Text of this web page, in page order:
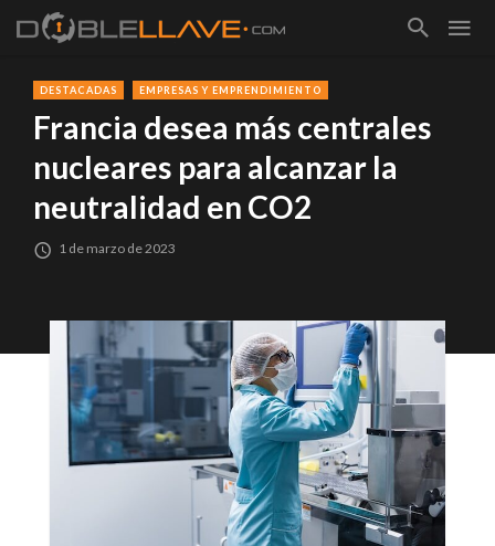
DESTACADAS EMPRESAS Y EMPRENDIMIENTO
Francia desea más centrales
nucleares para alcanzar la
neutralidad en CO2
1 de marzo de 2023